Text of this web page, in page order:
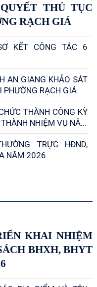
AN GIANG
THỦ TỤC
KẾT CÔNG TÁC 6
AN GIANG KHẢO SÁT